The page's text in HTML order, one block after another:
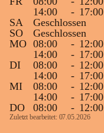
14:00
- 17:00
SA
Geschlossen
SO
Geschlossen
MO 08:00 - 12:00
14:00
- 17:00
DI
08:00 - 12:00
14:00
- 17:00
MI
08:00 - 12:00
14:00
- 17:00
DO
08:00 - 12:00
Zuletzt bearbeitet: 07.05.2026